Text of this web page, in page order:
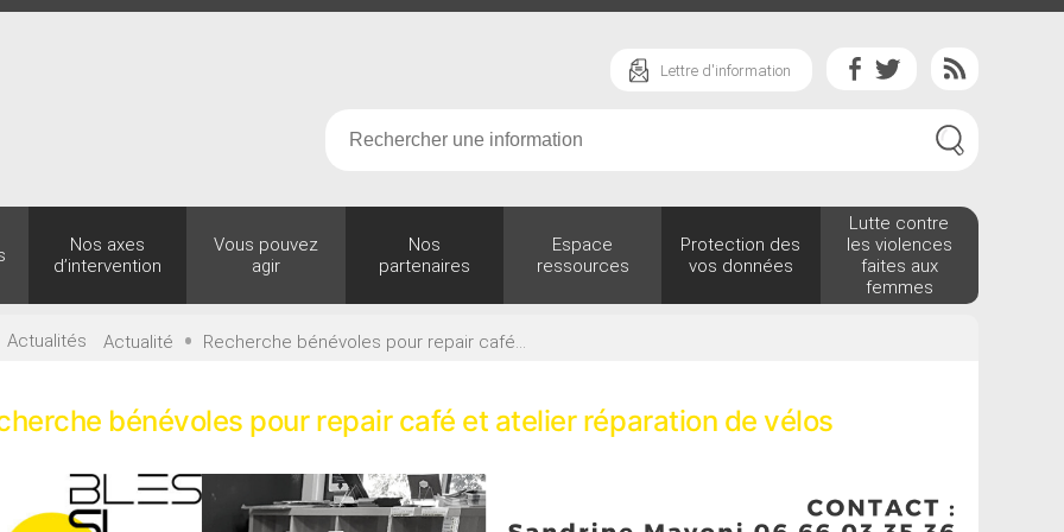
Lettre d'information
Nos axes
d’intervention
Vous pouvez
agir
Nos
partenaires
Espace
ressources
Protection des
vos données
Lutte contre
les violences
faites aux
femmes
Actualités Actualité • Recherche bénévoles pour repair café...
bénévoles pour repair café et atelier réparation de vélos